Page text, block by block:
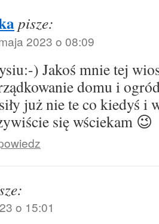
pisze:
2023 o 08:09
) Jakoś mnie tej
domu i
już nie te co kiedyś i
się wściekam 😉
o 15:01